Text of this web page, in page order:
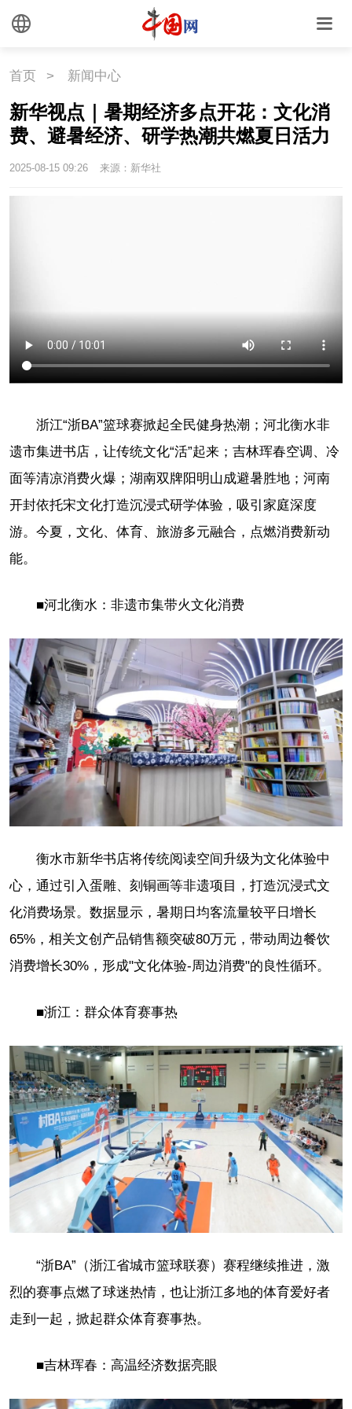
首页 > 新闻中心
新华视点｜暑期经济多点开花：文化消
费、避暑经济、研学热潮共燃夏日活力
2025-08-15 09:26 来源：新华社
浙江“浙BA”篮球赛掀起全民健身热潮；河北衡水非
遗市集进书店，让传统文化“活”起来；吉林珲春空调、冷
面等清凉消费火爆；湖南双牌阳明山成避暑胜地；河南
开封依托宋文化打造沉浸式研学体验，吸引家庭深度
游。今夏，文化、体育、旅游多元融合，点燃消费新动
能。
■河北衡水：非遗市集带火文化消费
衡水市新华书店将传统阅读空间升级为文化体验中
心，通过引入蛋雕、刻铜画等非遗项目，打造沉浸式文
化消费场景。数据显示，暑期日均客流量较平日增长
65%，相关文创产品销售额突破80万元，带动周边餐饮
消费增长30%，形成"文化体验-周边消费"的良性循环。
■浙江：群众体育赛事热
“浙BA”（浙江省城市篮球联赛）赛程继续推进，激
烈的赛事点燃了球迷热情，也让浙江多地的体育爱好者
走到一起，掀起群众体育赛事热。
■吉林珲春：高温经济数据亮眼